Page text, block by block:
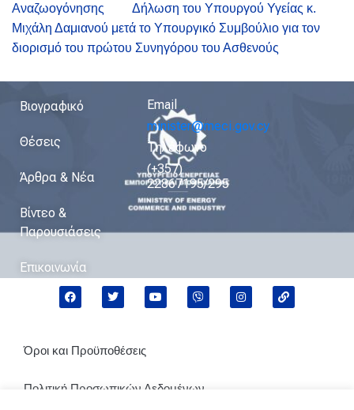
Αναζωογόνησης
Δήλωση του Υπουργού Υγείας κ.
Μιχάλη Δαμιανού μετά το Υπουργικό Συμβούλιο για τον
διορισμό του πρώτου Συνηγόρου του Ασθενούς
Βιογραφικό
Θέσεις
Άρθρα & Νέα
Βίντεο &
Παρουσιάσεις
Επικοινωνία
Email
minister@meci.gov.cy
Τηλέφωνο
(+357)
22867195/295
Όροι και Προϋποθέσεις
Πολιτική Προσωπικών Δεδομένων